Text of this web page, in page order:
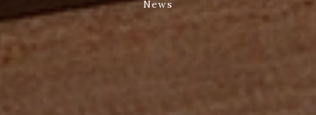
News